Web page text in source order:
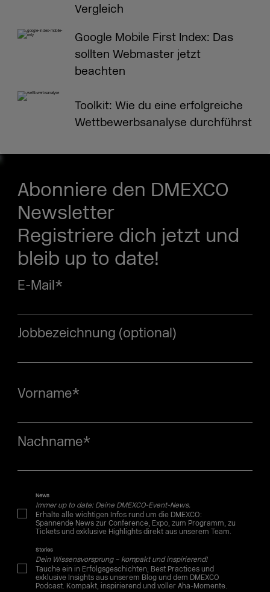
Vergleich
Google Mobile First Index: Das
sollten Webmaster jetzt
beachten
Toolkit: Wie du eine erfolgreiche
Wettbewerbsanalyse durchführst
Abonniere den DMEXCO
Newsletter
Registriere dich jetzt und
bleib up to date!
E-Mail*
Jobbezeichnung (optional)
Vorname*
Nachname*
News
Immer up to date: Deine DMEXCO-Event-News.
Erhalte alle wichtigen Infos rund um die DMEXCO:
Spannende News zur Conference, Expo, zum Programm, zu
Tickets und exklusive Highlights direkt aus unserem Team.
Stories
Dein Wissensvorsprung – kompakt und inspirierend!
Tauche ein in Erfolgsgeschichten, Best Practices und
exklusive Insights aus unserem Blog und dem DMEXCO
Podcast. Kompakt, inspirierend und voller Aha-Momente.